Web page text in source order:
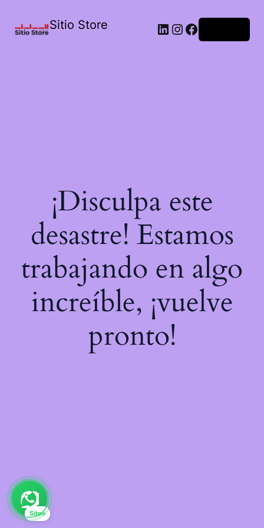
Sitio Store
¡Disculpa este
desastre! Estamos
trabajando en algo
increíble, ¡vuelve
pronto!
Sito